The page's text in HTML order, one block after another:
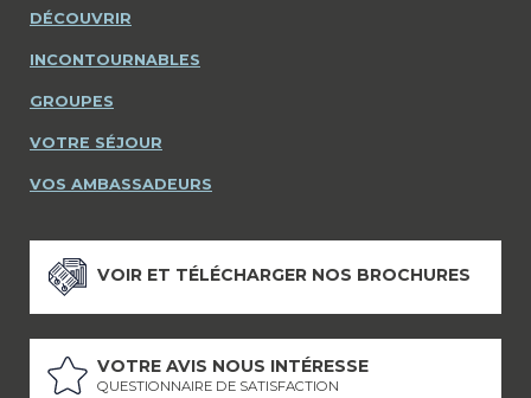
DÉCOUVRIR
INCONTOURNABLES
GROUPES
VOTRE SÉJOUR
VOS AMBASSADEURS
VOIR ET TÉLÉCHARGER NOS BROCHURES
VOTRE AVIS NOUS INTÉRESSE
QUESTIONNAIRE DE SATISFACTION